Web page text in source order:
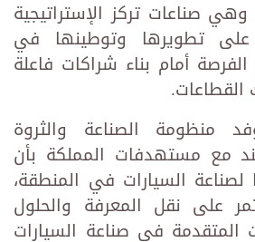
وهي صناعات تركز الإستراتيجية
على تطويرها وتوطينها في
أمام بناء شراكات فاعلة
القطاعات.
منظومة الصناعة والثروة
مع مستهدفات المملكة بأن
لصناعة السيارات في المنطقة،
على نقل المعرفة والحلول
المتقدمة في صناعة السيارات